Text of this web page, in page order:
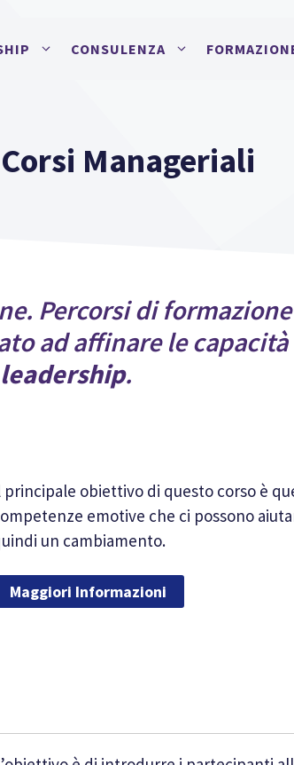
CONSULENZA
Corsi Manageriali
Percorsi di
ad affinare le
leadership.
principale obiettivo di questo corso è
emotive che ci possono
un cambiamento.
Maggiori Informazioni